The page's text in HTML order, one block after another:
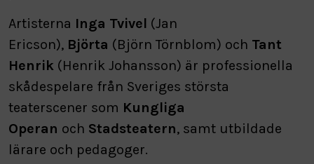
Artisterna Inga Tvivel (Jan
Ericson), Björta (Björn Törnblom) och Tant
Henrik (Henrik Johansson) är professionella
skådespelare från Sveriges största
teaterscener som Kungliga
Operan och Stadsteatern, samt utbildade
lärare och pedagoger.